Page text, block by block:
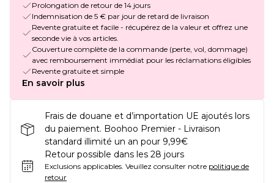
Prolongation de retour de 14 jours
Indemnisation de 5 € par jour de retard de livraison
Revente gratuite et facile - récupérez de la valeur et offrez une
seconde vie à vos articles.
Couverture complète de la commande (perte, vol, dommage)
avec remboursement immédiat pour les réclamations éligibles
Revente gratuite et simple
En savoir plus
Frais de douane et d’importation UE ajoutés lors
du paiement. Boohoo Premier - Livraison
standard illimité un an pour 9,99€
Retour possible dans les 28 jours
Exclusions applicables. Veuillez consulter notre politique de
retour